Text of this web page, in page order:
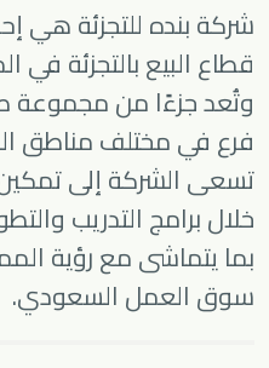
شركة بنده للتجزئة هي
قطاع البيع بالتجزئة في
فرع في مختلف مناطق
تسعى الشركة إلى
خلال برامج التدريب
سوق العمل السعودي.